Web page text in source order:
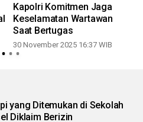
Kapolri Komitmen Jaga
Keselamatan Wartawan
Saat Bertugas
30 November 2025 16:37 WIB
yang Ditemukan di Sekolah
Diklaim Berizin